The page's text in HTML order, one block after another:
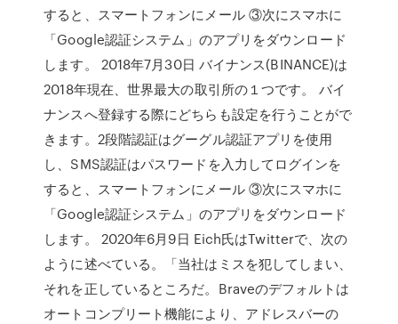
すると、スマートフォンにメール ③次にスマホに
「Google認証システム」のアプリをダウンロード
します。 2018年7月30日 バイナンス(BINANCE)は
2018年現在、世界最大の取引所の１つです。 バイ
ナンスへ登録する際にどちらも設定を行うことがで
きます。2段階認証はグーグル認証アプリを使用
し、SMS認証はパスワードを入力してログインを
すると、スマートフォンにメール ③次にスマホに
「Google認証システム」のアプリをダウンロード
します。 2020年6月9日 Eich氏はTwitterで、次の
ように述べている。「当社はミスを犯してしまい、
それを正しているところだ。Braveのデフォルトは
オートコンプリート機能により、アドレスバーの